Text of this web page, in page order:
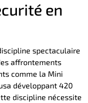
en
spectaculaire
affrontements
comme la Mini
développant 420
discipline nécessite